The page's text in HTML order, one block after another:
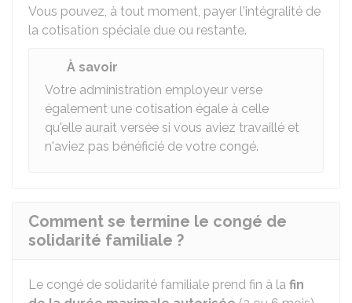
Vous pouvez, à tout moment, payer l'intégralité de
la cotisation spéciale due ou restante.
À savoir
Votre administration employeur verse
également une cotisation égale à celle
qu'elle aurait versée si vous aviez travaillé et
n'aviez pas bénéficié de votre congé.
Comment se termine le congé de
solidarité familiale ?
Le congé de solidarité familiale prend fin à la fin